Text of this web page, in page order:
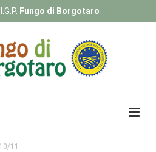
Fungo di Borgotaro
11